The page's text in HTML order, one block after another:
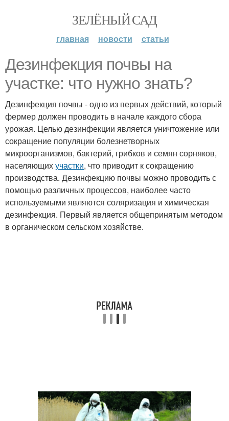
ЗЕЛЁНЫЙ САД
главная новости статьи
Дезинфекция почвы на
участке: что нужно знать?
Дезинфекция почвы - одно из первых действий, который
фермер должен проводить в начале каждого сбора
урожая. Целью дезинфекции является уничтожение или
сокращение популяции болезнетворных
микроорганизмов, бактерий, грибков и семян сорняков,
населяющихучастки, что приводит к сокращению
производства. Дезинфекцию почвы можно проводить с
помощью различных процессов, наиболее часто
используемыми являются соляризация и химическая
дезинфекция. Первый является общепринятым методом
в органическом сельском хозяйстве.